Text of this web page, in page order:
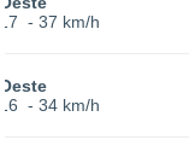
17 - 37 km/h
Oeste
16 - 34 km/h